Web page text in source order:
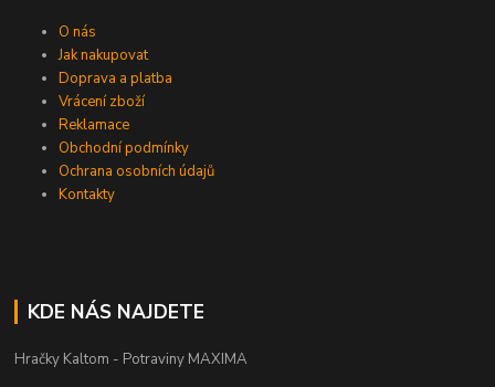
O nás
Jak nakupovat
Doprava a platba
Vrácení zboží
Reklamace
Obchodní podmínky
Ochrana osobních údajů
Kontakty
KDE NÁS NAJDETE
Hračky Kaltom - Potraviny MAXIMA